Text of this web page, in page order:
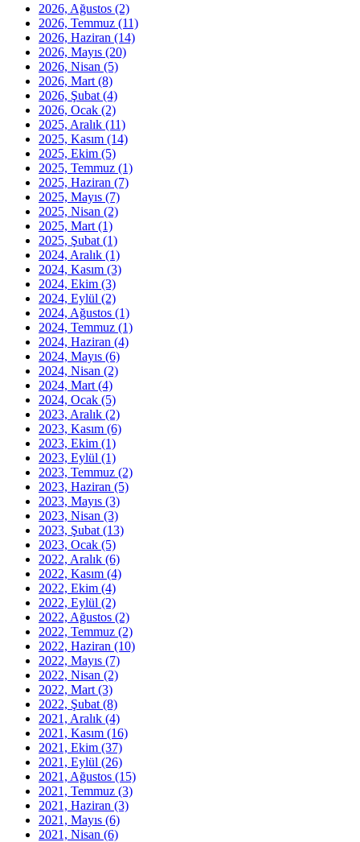
2026, Ağustos (2)
2026, Temmuz (11)
2026, Haziran (14)
2026, Mayıs (20)
2026, Nisan (5)
2026, Mart (8)
2026, Şubat (4)
2026, Ocak (2)
2025, Aralık (11)
2025, Kasım (14)
2025, Ekim (5)
2025, Temmuz (1)
2025, Haziran (7)
2025, Mayıs (7)
2025, Nisan (2)
2025, Mart (1)
2025, Şubat (1)
2024, Aralık (1)
2024, Kasım (3)
2024, Ekim (3)
2024, Eylül (2)
2024, Ağustos (1)
2024, Temmuz (1)
2024, Haziran (4)
2024, Mayıs (6)
2024, Nisan (2)
2024, Mart (4)
2024, Ocak (5)
2023, Aralık (2)
2023, Kasım (6)
2023, Ekim (1)
2023, Eylül (1)
2023, Temmuz (2)
2023, Haziran (5)
2023, Mayıs (3)
2023, Nisan (3)
2023, Şubat (13)
2023, Ocak (5)
2022, Aralık (6)
2022, Kasım (4)
2022, Ekim (4)
2022, Eylül (2)
2022, Ağustos (2)
2022, Temmuz (2)
2022, Haziran (10)
2022, Mayıs (7)
2022, Nisan (2)
2022, Mart (3)
2022, Şubat (8)
2021, Aralık (4)
2021, Kasım (16)
2021, Ekim (37)
2021, Eylül (26)
2021, Ağustos (15)
2021, Temmuz (3)
2021, Haziran (3)
2021, Mayıs (6)
2021, Nisan (6)